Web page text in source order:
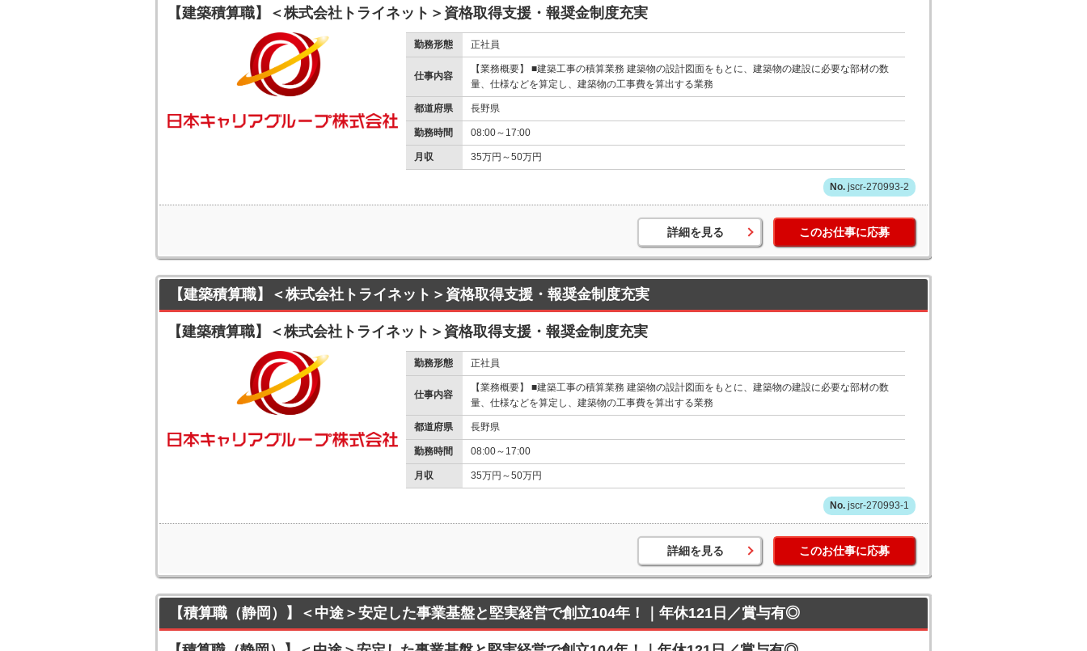
【建築積算職】＜株式会社トライネット＞資格取得支援・報奨金制度充実
勤務形態 正社員
仕事内容
【業務概要】 ■建築工事の積算業務 建築物の設計図面をもとに、建築物の建設に必要な部材の数
量、仕様などを算定し、建築物の工事費を算出する業務
都道府県 長野県
勤務時間 08:00～17:00
月収 35万円～50万円
jscr-270993-2
詳細を見る このお仕事に応募
【建築積算職】＜株式会社トライネット＞資格取得支援・報奨金制度充実
【建築積算職】＜株式会社トライネット＞資格取得支援・報奨金制度充実
勤務形態 正社員
仕事内容
【業務概要】 ■建築工事の積算業務 建築物の設計図面をもとに、建築物の建設に必要な部材の数
量、仕様などを算定し、建築物の工事費を算出する業務
都道府県 長野県
勤務時間 08:00～17:00
月収 35万円～50万円
jscr-270993-1
詳細を見る このお仕事に応募
【積算職（静岡）】＜中途＞安定した事業基盤と堅実経営で創立104年！｜年休121日／賞与有◎